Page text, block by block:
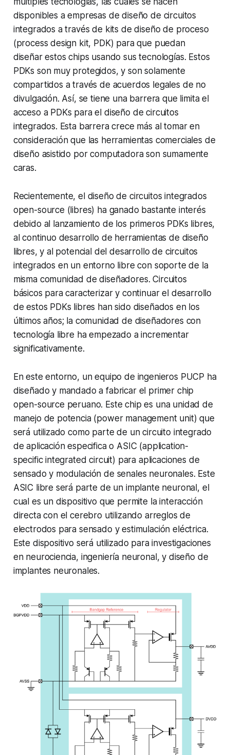
disponibles a empresas de diseño de circuitos
integrados a través de kits de diseño de proceso
(process design kit, PDK) para que puedan
diseñar estos chips usando sus tecnologías. Estos
PDKs son muy protegidos, y son solamente
compartidos a través de acuerdos legales de no
divulgación. Así, se tiene una barrera que limita el
acceso a PDKs para el diseño de circuitos
integrados. Esta barrera crece más al tomar en
consideración que las herramientas comerciales de
diseño asistido por computadora son sumamente
caras.
Recientemente, el diseño de circuitos integrados
open-source (libres) ha ganado bastante interés
debido al lanzamiento de los primeros PDKs libres,
al continuo desarrollo de herramientas de diseño
libres, y al potencial del desarrollo de circuitos
integrados en un entorno libre con soporte de la
misma comunidad de diseñadores. Circuitos
básicos para caracterizar y continuar el desarrollo
de estos PDKs libres han sido diseñados en los
últimos años; la comunidad de diseñadores con
tecnología libre ha empezado a incrementar
significativamente.
En este entorno, un equipo de ingenieros PUCP ha
diseñado y mandado a fabricar el primer chip
open-source peruano. Este chip es una unidad de
manejo de potencia (power management unit) que
será utilizado como parte de un circuito integrado
de aplicación especifica o ASIC (application-
specific integrated circuit) para aplicaciones de
sensado y modulación de senales neuronales. Este
ASIC libre será parte de un implante neuronal, el
cual es un dispositivo que permite la interacción
directa con el cerebro utilizando arreglos de
electrodos para sensado y estimulación eléctrica.
Este dispositivo será utilizado para investigaciones
en neurociencia, ingeniería neuronal, y diseño de
implantes neuronales.